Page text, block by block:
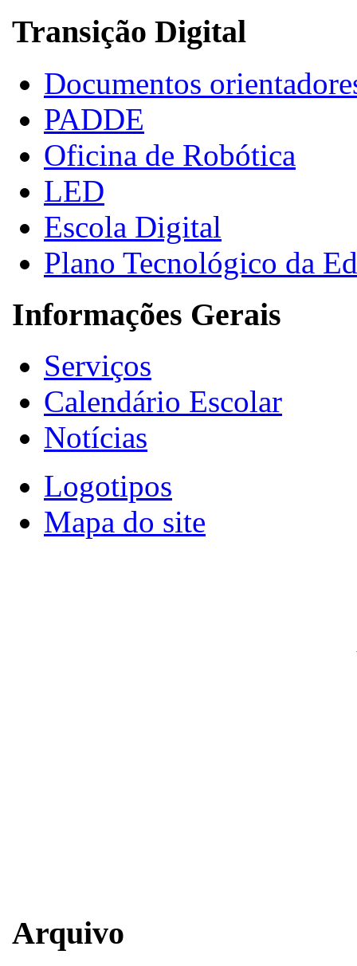
Transição Digital
Documentos
PADDE
Oficina de Robótica
LED
Escola Digital
Plano Tecnológico da
Informações Gerais
Serviços
Calendário Escolar
Notícias
Logotipos
Mapa do site
Arquivo